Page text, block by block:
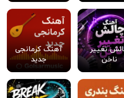
تغییر
ناخن
آهنگ کرمانجی
جدید